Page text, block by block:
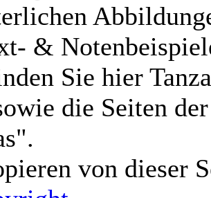
&
Sie hier
die Seiten
von dieser